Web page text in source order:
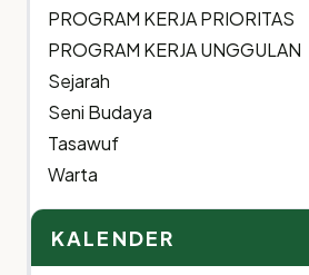
PROGRAM KERJA PRIORITAS
PROGRAM KERJA UNGGULAN
Sejarah
Seni Budaya
Tasawuf
Warta
KALENDER